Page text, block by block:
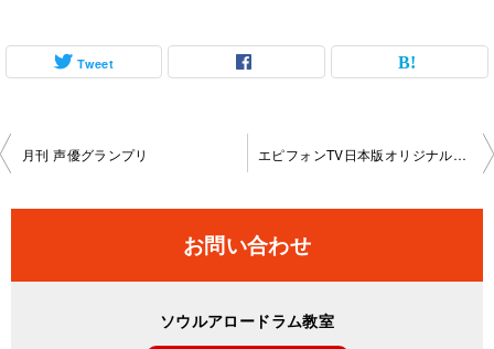
Tweet
投
ビ
月刊 声優グランプリ エピフォンTV日本版オリジナルシリーズ Epiphone For Every Challenge
お問い合わせ
ソウルアロードラム教室